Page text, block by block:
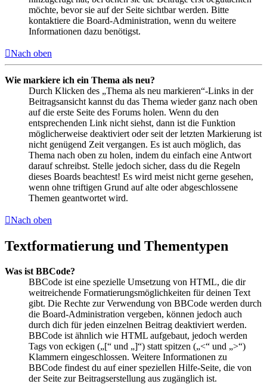
möchte, bevor sie auf der Seite sichtbar werden. Bitte
kontaktiere die Board-Administration, wenn du weitere
Informationen dazu benötigst.
Nach oben
Wie markiere ich ein Thema als neu?
Durch Klicken des „Thema als neu markieren“-Links in der
Beitragsansicht kannst du das Thema wieder ganz nach oben
auf die erste Seite des Forums holen. Wenn du den
entsprechenden Link nicht siehst, dann ist die Funktion
möglicherweise deaktiviert oder seit der letzten Markierung ist
nicht genügend Zeit vergangen. Es ist auch möglich, das
Thema nach oben zu holen, indem du einfach eine Antwort
darauf schreibst. Stelle jedoch sicher, dass du die Regeln
dieses Boards beachtest! Es wird meist nicht gerne gesehen,
wenn ohne triftigen Grund auf alte oder abgeschlossene
Themen geantwortet wird.
Nach oben
Textformatierung und Thementypen
Was ist BBCode?
BBCode ist eine spezielle Umsetzung von HTML, die dir
weitreichende Formatierungsmöglichkeiten für deinen Text
gibt. Die Rechte zur Verwendung von BBCode werden durch
die Board-Administration vergeben, können jedoch auch
durch dich für jeden einzelnen Beitrag deaktiviert werden.
BBCode ist ähnlich wie HTML aufgebaut, jedoch werden
Tags von eckigen („[“ und „]“) statt spitzen („<“ und „>“)
Klammern eingeschlossen. Weitere Informationen zu
BBCode findest du auf einer speziellen Hilfe-Seite, die von
der Seite zur Beitragserstellung aus zugänglich ist.